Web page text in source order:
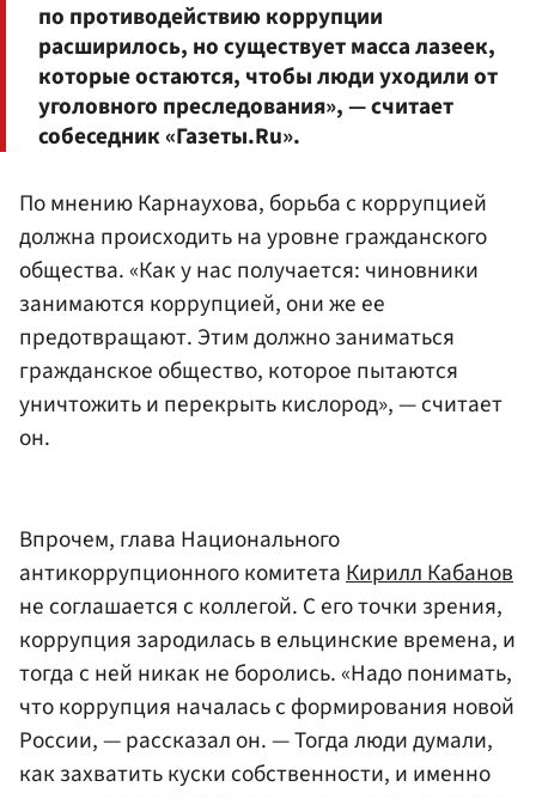
по противодействию коррупции
расширилось, но существует масса лазеек,
которые остаются, чтобы люди уходили от
уголовного преследования», — считает
собеседник «Газеты.Ru».
По мнению Карнаухова, борьба с коррупцией
должна происходить на уровне гражданского
общества. «Как у нас получается: чиновники
занимаются коррупцией, они же ее
предотвращают. Этим должно заниматься
гражданское общество, которое пытаются
уничтожить и перекрыть кислород», — считает
он.
Впрочем, глава Национального
антикоррупционного комитетаКирилл Кабанов
не соглашается с коллегой. С его точки зрения,
коррупция зародилась в ельцинские времена, и
тогда с ней никак не боролись. «Надо понимать,
что коррупция началась с формирования новой
России, — рассказал он. — Тогда люди думали,
как захватить куски собственности, и именно